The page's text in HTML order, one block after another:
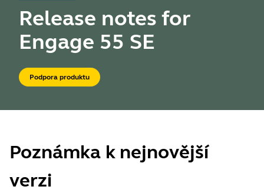
Release notes for
Engage 55 SE
Podpora produktu
Poznámka k nejnovější
verzi